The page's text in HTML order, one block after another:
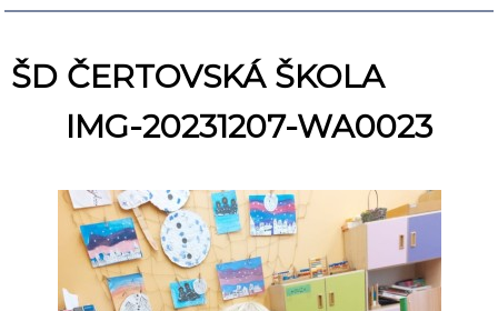
ŠD ČERTOVSKÁ ŠKOLA
IMG-20231207-WA0023